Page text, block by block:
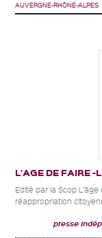
AUVERGNE-RHÔNE-ALPES
L’AGE DE FAIRE -
Edité par la Scop
réappropriation
presse